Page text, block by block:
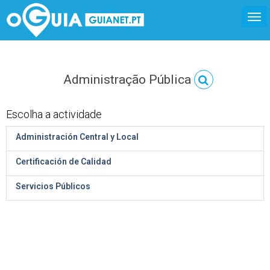
Administração Pública
Escolha a actividade
Administración Central y Local
Certificación de Calidad
Servicios Públicos